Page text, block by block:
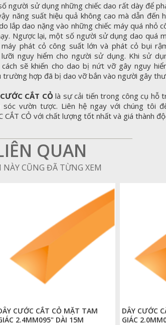
người sử dụng những chiếc dao rất dày để
năng suất hiệu quả không cao mà dẫn đến
lắp dao nặng vào những chiếc máy quá nhỏ
Ngược lại, một số người sử dụng dao quá
máy phát cỏ công suất lớn và phát cỏ bụi
lưỡi nguy hiểm cho người sử dụng. Khi sử
cách sẽ khiến cho dao bị nứt vỡ gây nguy
trường hợp đã bị dao vỡ bắn vào người gây
CẮT CỎ là sự cải tiến trong công cụ hỗ
sóc vườn tược. Liên hệ ngay với chúng tôi
CẮT CỎ với chất lượng tốt nhất và giá thành
QUAN
NÀY CŨNG ĐÃ TỪNG XEM
CƯỚC CẮT CỎ MẶT TAM
2.4MM095" DÀI 15M
DÂY CƯỚC
GIÁC